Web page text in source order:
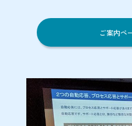
ご案内ペ